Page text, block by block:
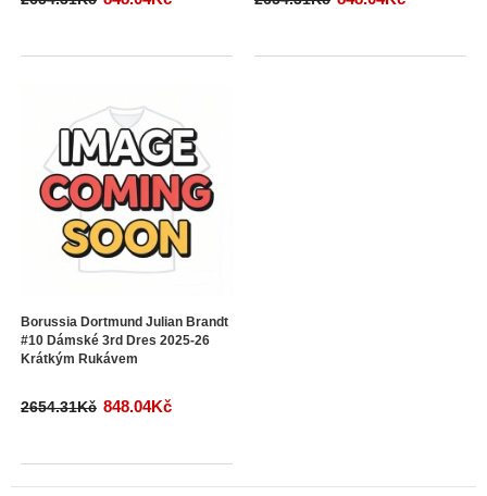
Borussia Dortmund Julian Brandt
#10 Dámské 3rd Dres 2025-26
Krátkým Rukávem
2654.31Kč 848.04Kč